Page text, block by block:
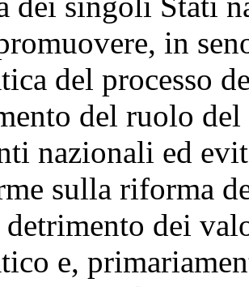
in
del processo
del ruolo
nazionali ed
sulla riforma
detrimento dei
e,